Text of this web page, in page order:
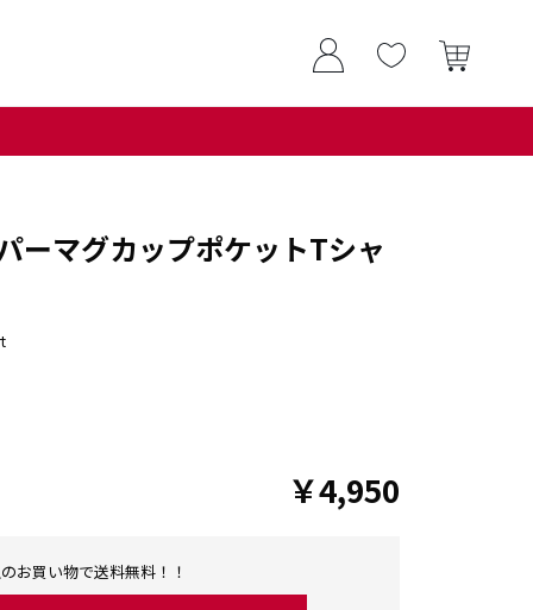
ーマグカップポケットTシャ
￥4,950
お買い物で送料無料！！